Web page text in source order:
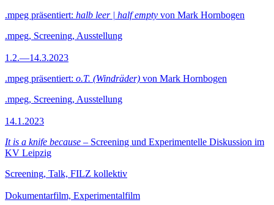
.mpeg präsentiert: halb leer | half empty von Mark Hornbogen
.mpeg, Screening, Ausstellung
1.2.—14.3.2023
.mpeg präsentiert: o.T. (Windräder) von Mark Hornbogen
.mpeg, Screening, Ausstellung
14.1.2023
It is a knife because – Screening und Experimentelle Diskussion im
KV Leipzig
Screening, Talk, FILZ kollektiv
Dokumentarfilm, Experimentalfilm